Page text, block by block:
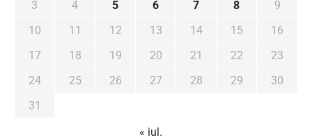
3
4 5 6 7 8
9
10
11 12 13 14 15
16
17
18 19 20 21 22
23
24
25 26 27 28 29
30
31
« iul.